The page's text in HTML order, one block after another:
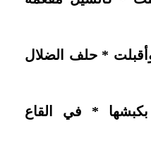
* حلف الضلال
* في القاع